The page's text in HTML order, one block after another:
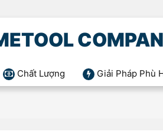
Chất Lượng Giải Pháp Phù